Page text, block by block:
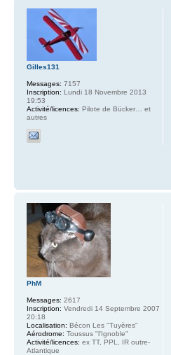
Gilles131
Messages: 7157
Inscription: Lundi 18 Novembre 2013
19:53
Activité/licences: Pilote de Bücker… et
autres
PhM
Messages: 2617
Inscription: Vendredi 14 Septembre 2007
20:18
Localisation: Bécon Les "Tuyères"
Aérodrome: Toussus "l'Ignoble"
Activité/licences: ex TT, PPL, IR outre-
Atlantique